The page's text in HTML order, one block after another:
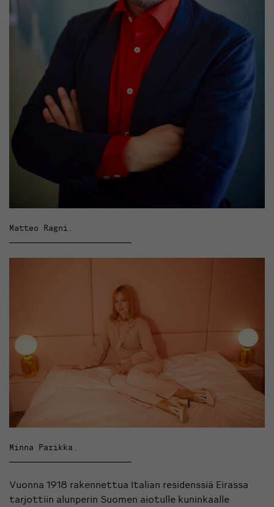
Matteo Ragni.
Minna Parikka.
Vuonna 1918 rakennettua Italian residenssiä Eirassa
tarjottiin alunperin Suomen aiotulle kuninkaalle